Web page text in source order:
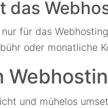
das
für das
oder monatliche
und mühelos